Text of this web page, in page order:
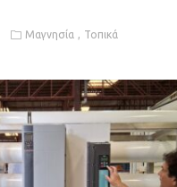
Μαγνησία Τοπικά